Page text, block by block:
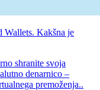
Wallets. Kakšna je
shranite svoja
denarnico –
premoženja..